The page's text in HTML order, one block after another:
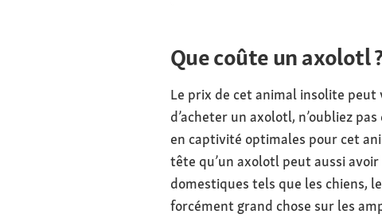
Que coûte un axolotl
Le prix de cet animal insolite peut
d’acheter un axolotl, n’oubliez
en captivité optimales pour cet
tête qu’un axolotl peut aussi
domestiques tels que les chiens,
forcément grand chose sur les